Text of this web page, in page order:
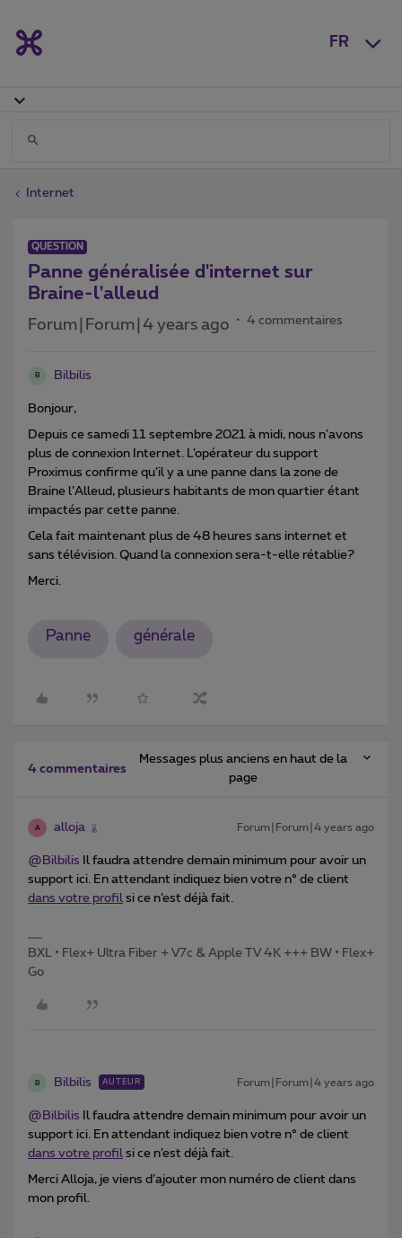
FR
Internet
QUESTION
Panne généralisée d'internet sur
Braine-l'alleud
Forum|Forum|4 years ago 4 commentaires
B Bilbilis
Bonjour,
Depuis ce samedi 11 septembre 2021 à midi, nous n’avons
plus de connexion Internet. L’opérateur du support
Proximus confirme qu’il y a une panne dans la zone de
Braine l’Alleud, plusieurs habitants de mon quartier étant
impactés par cette panne.
Cela fait maintenant plus de 48 heures sans internet et
sans télévision. Quand la connexion sera-t-elle rétablie?
Merci.
Panne générale
4 commentaires
Messages plus anciens en haut de la
page
A alloja Forum|Forum|4 years ago
@Bilbilis Il faudra attendre demain minimum pour avoir un
support ici. En attendant indiquez bien votre n° de client
dans votre profil si ce n’est déjà fait.
BXL • Flex+ Ultra Fiber + V7c & Apple TV 4K +++ BW • Flex+
Go
B Bilbilis AUTEUR Forum|Forum|4 years ago
@Bilbilis Il faudra attendre demain minimum pour avoir un
support ici. En attendant indiquez bien votre n° de client
dans votre profil si ce n’est déjà fait.
Merci Alloja, je viens d’ajouter mon numéro de client dans
mon profil.